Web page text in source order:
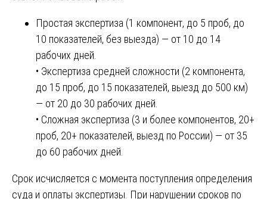
Простая экспертиза (1 компонент, до 5 проб, до
10 показателей, без выезда) — от 10 до 14
рабочих дней.
• Экспертиза средней сложности (2 компонента,
до 15 проб, до 15 показателей, выезд до 500 км)
— от 20 до 30 рабочих дней.
• Сложная экспертиза (3 и более компонентов, 20+
проб, 20+ показателей, выезд по России) — от 35
до 60 рабочих дней.
Срок исчисляется с момента поступления определения
суда и оплаты экспертизы. При нарушении сроков по